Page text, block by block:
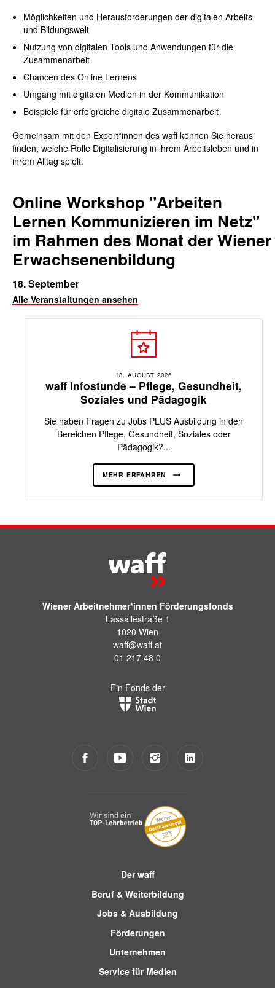
Möglichkeiten und Herausforderungen der digitalen Arbeits-
und Bildungswelt
Nutzung von digitalen Tools und Anwendungen für die
Zusammenarbeit
Chancen des Online Lernens
Umgang mit digitalen Medien in der Kommunikation
Beispiele für erfolgreiche digitale Zusammenarbeit
Gemeinsam mit den Expert*innen des waff können Sie heraus
finden, welche Rolle Digitalisierung in ihrem Arbeitsleben und in
ihrem Alltag spielt.
Online Workshop "Arbeiten
Lernen Kommunizieren im Netz"
im Rahmen des Monat der Wiener
Erwachsenenbildung
18. September
Alle Veranstaltungen ansehen
18. AUGUST 2026
waff Infostunde – Pflege, Gesundheit,
Soziales und Pädagogik
Sie haben Fragen zu Jobs PLUS Ausbildung in den
Bereichen Pflege, Gesundheit, Soziales oder
Pädagogik?...
MEHR ERFAHREN
Wiener Arbeitnehmer*innen Förderungsfonds
Lassallestraße 1
1020 Wien
waff@waff.at
01 217 48 0
Ein Fonds der
Der waff
Beruf & Weiterbildung
Jobs & Ausbildung
Förderungen
Unternehmen
Service für Medien